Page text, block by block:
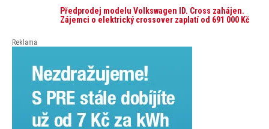
auto. Průměrná pořizovací cena vozu dosahuje 337
tisíc korun a průměrná financovaná částka
přesahuje 251 tisíc korun. Vyplývá to z dat Leasingu
Předprodej modelu Volkswagen ID. Cross zahájen.
Zájemci o elektrický crossover zaplatí od 691 000 Kč
Reklama